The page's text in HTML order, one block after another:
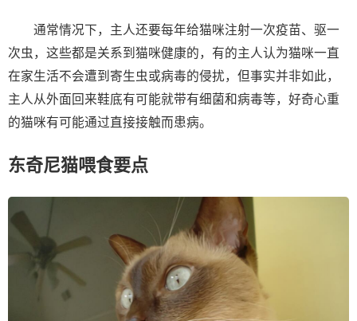
通常情况下，主人还要每年给猫咪注射一次疫苗、驱一
次虫，这些都是关系到猫咪健康的，有的主人认为猫咪一直
在家生活不会遭到寄生虫或病毒的侵扰，但事实并非如此，
主人从外面回来鞋底有可能就带有细菌和病毒等，好奇心重
的猫咪有可能通过直接接触而患病。
东奇尼猫喂食要点